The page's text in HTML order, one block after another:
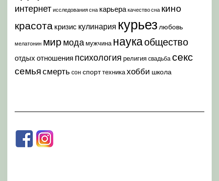
интернет исследования сна карьера качество сна кино
красота кризис кулинария курьез любовь
мелатонин мир модамужчина наукаобщество
отдых отношения психология религия свадьба секс
семья смерть сон спорттехникахобби школа